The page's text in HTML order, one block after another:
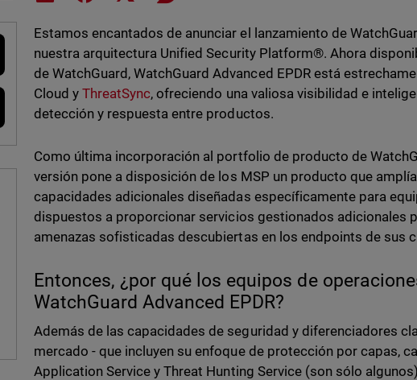
Estamos encantados de anunciar el lanzamiento de
nuestra arquitectura Unified Security Platform®. Ahora
de WatchGuard, WatchGuard Advanced EPDR está
Cloud yThreatSync, ofreciendo una valiosa visibilidad e
detección y respuesta entre productos.
Como última incorporación al portfolio de producto de
versión pone a disposición de los MSP un producto que
capacidades adicionales diseñadas específicamente para
dispuestos a proporcionar servicios gestionados adicionales
amenazas sofisticadas descubiertas en los endpoints de sus
Entonces, ¿por qué los equipos de
WatchGuard Advanced EPDR?
Además de las capacidades de seguridad y diferenciadores
mercado - que incluyen su enfoque de protección por capas,
Application Service y Threat Hunting Service (son sólo